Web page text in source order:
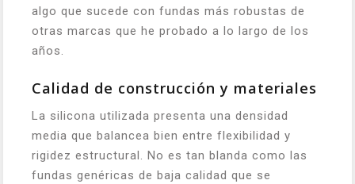
algo que sucede con fundas más robustas de
otras marcas que he probado a lo largo de los
años.
Calidad de construcción y materiales
La silicona utilizada presenta una densidad
media que balancea bien entre flexibilidad y
rigidez estructural. No es tan blanda como las
fundas genéricas de baja calidad que se